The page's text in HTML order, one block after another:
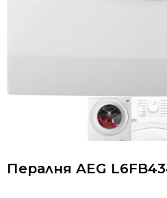
Пералня AEG